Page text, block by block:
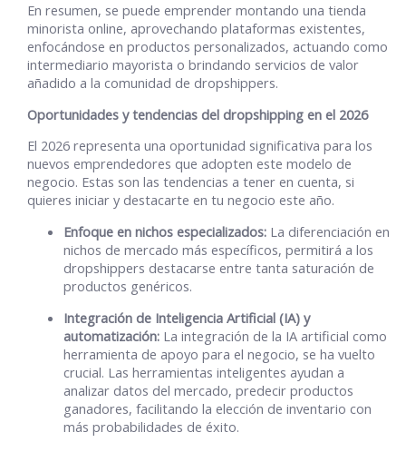
En resumen, se puede emprender montando una tienda
minorista online, aprovechando plataformas existentes,
enfocándose en productos personalizados, actuando como
intermediario mayorista o brindando servicios de valor
añadido a la comunidad de dropshippers.
Oportunidades y tendencias del dropshipping en el 2026
El 2026 representa una oportunidad significativa para los
nuevos emprendedores que adopten este modelo de
negocio. Estas son las tendencias a tener en cuenta, si
quieres iniciar y destacarte en tu negocio este año.
Enfoque en nichos especializados: La diferenciación en
nichos de mercado más específicos, permitirá a los
dropshippers destacarse entre tanta saturación de
productos genéricos.
Integración de Inteligencia Artificial (IA) y
automatización: La integración de la IA artificial como
herramienta de apoyo para el negocio, se ha vuelto
crucial. Las herramientas inteligentes ayudan a
analizar datos del mercado, predecir productos
ganadores, facilitando la elección de inventario con
más probabilidades de éxito.